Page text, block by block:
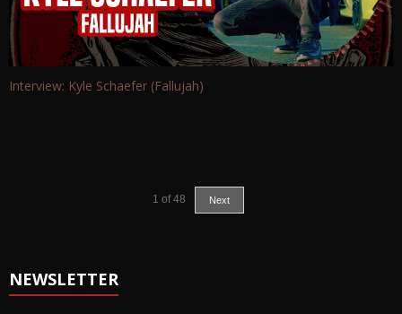
Interview: Kyle Schaefer (Fallujah)
1 of 48 Next
NEWSLETTER